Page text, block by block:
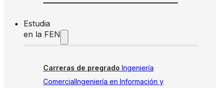
Estudia
en la FEN
Carreras de pregrado Ingeniería
ComercialIngeniería en Información y